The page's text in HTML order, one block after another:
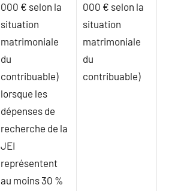
000 € selon la
situation
matrimoniale
du
contribuable)
lorsque les
dépenses de
recherche de la
JEI
représentent
au moins 30 %
000 € selon la
situation
matrimoniale
du
contribuable)